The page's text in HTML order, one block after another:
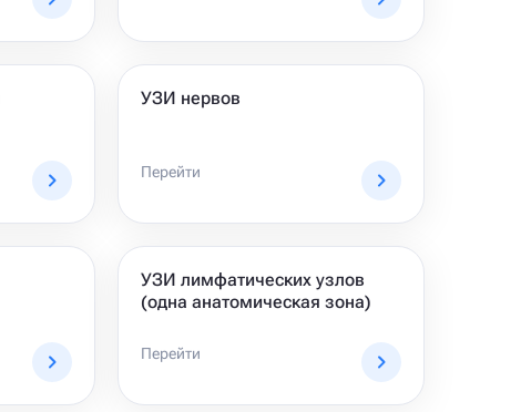
УЗИ нервов
Перейти
УЗИ лимфатических узлов
(одна анатомическая зона)
Перейти